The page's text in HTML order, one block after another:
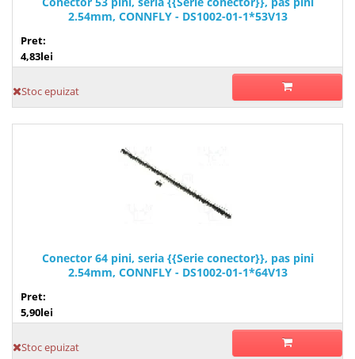
2.54mm, CONNFLY - DS1002-01-1*53V13
Pret:
4,83lei
Stoc epuizat
Conector 64 pini, seria {{Serie conector}}, pas pini
2.54mm, CONNFLY - DS1002-01-1*64V13
Pret:
5,90lei
Stoc epuizat